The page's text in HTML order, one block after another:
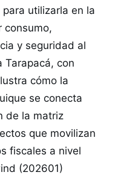
utilizarla en la
consumo,
y seguridad al
Tarapacá, con
cómo la
se conecta
de la matriz
que movilizan
fiscales a nivel
(202601)